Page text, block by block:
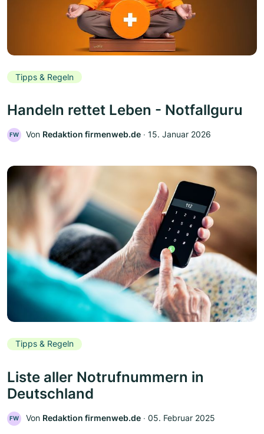
Tipps & Regeln
Handeln rettet Leben - Notfallguru
FW Von Redaktion firmenweb.de ‧ 15. Januar 2026
Tipps & Regeln
Liste aller Notrufnummern in
Deutschland
FW Von Redaktion firmenweb.de ‧ 05. Februar 2025